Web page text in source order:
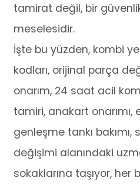
tamirat değil, bir
meselesidir.
İşte bu yüzden, kombi
kodları, orijinal parça
onarım, 24 saat acil
tamiri, anakart onarımı,
genleşme tankı
değişimi alanındaki
sokaklarına taşıyor, her